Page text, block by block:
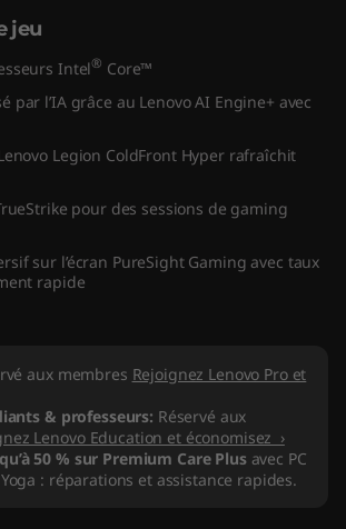
jeu
Intel® Core™
par l’IA grâce au Lenovo AI Engine+ avec
Legion ColdFront Hyper rafraîchit
pour des sessions de gaming
sur l’écran PureSight Gaming avec taux
rapide
aux membres Rejoignez Lenovo Pro et
& professeurs: Réservé aux
Lenovo Education et économisez ›
50 % sur Premium Care Plusavec PC
: réparations et assistance rapides.